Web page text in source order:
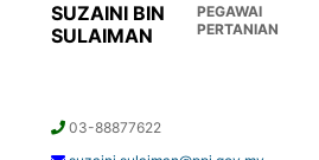
SUZAINI BIN
SULAIMAN
PEGAWAI
PERTANIAN
03-88877622